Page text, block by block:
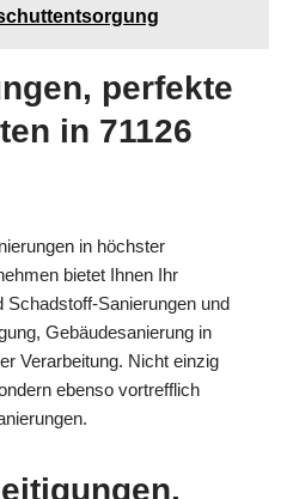
perfekte
in 71126
in höchster
bietet Ihnen Ihr
Sanierungen und
Gebäudesanierung in
Verarbeitung. Nicht einzig
ebenso vortrefflich